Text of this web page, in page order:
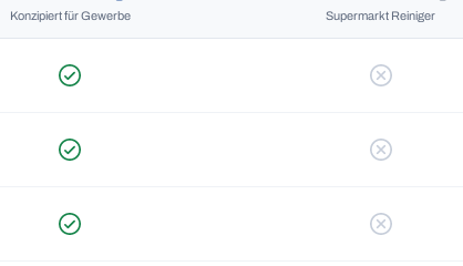
Konzipiert für Gewerbe Supermarkt Reiniger